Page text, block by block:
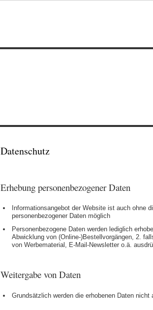
Datenschutz
Erhebung personenbezogener Daten
Informationsangebot der Website ist auch ohne
personenbezogener Daten möglich
Personenbezogene Daten werden lediglich
Abwicklung von (Online-)Bestellvorgängen, 2.
von Werbematerial, E-Mail-Newsletter o.ä.
Weitergabe von Daten
Grundsätzlich werden die erhobenen Daten nicht